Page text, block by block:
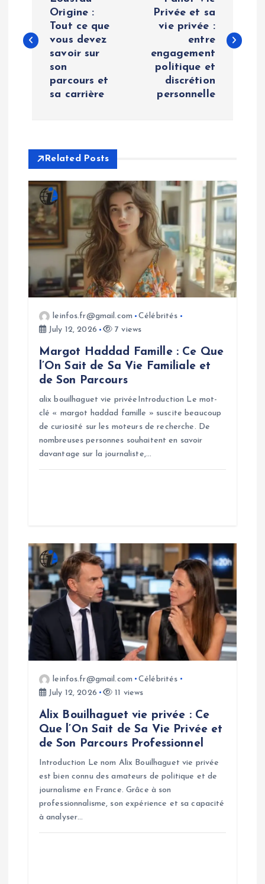
s
v
g
a
t
Origine :
Tout ce que
vous devez
savoir sur
son
parcours et
sa carrière
Privée et sa
vie privée :
entre
engagement
politique et
discrétion
personnelle
Related Posts
leinfos.fr@gmail.com
Célébrités
July 12, 2026
7 views
Margot Haddad Famille : Ce Que
l’On Sait de Sa Vie Familiale et
de Son Parcours
alix bouilhaguet vie privéeIntroduction Le mot-
clé « margot haddad famille » suscite beaucoup
de curiosité sur les moteurs de recherche. De
nombreuses personnes souhaitent en savoir
davantage sur la journaliste,…
leinfos.fr@gmail.com
Célébrités
July 12, 2026
11 views
Alix Bouilhaguet vie privée : Ce
Que l’On Sait de Sa Vie Privée et
de Son Parcours Professionnel
Introduction Le nom Alix Bouilhaguet vie privée
est bien connu des amateurs de politique et de
journalisme en France. Grâce à son
professionnalisme, son expérience et sa capacité
à analyser…